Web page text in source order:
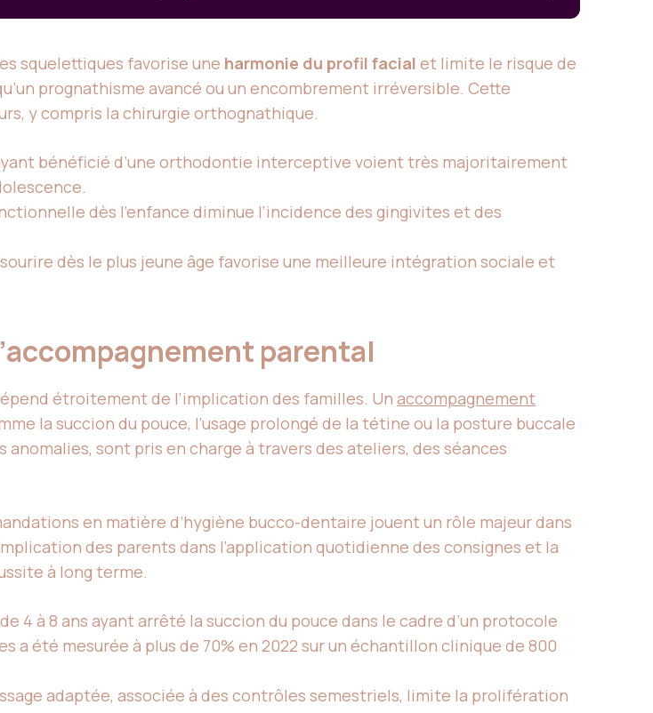
squelettiques favorise une harmonie du profil facial et limite le risque de
prognathisme avancé ou un encombrement irréversible. Cette
y compris la chirurgie orthognathique.
bénéficié d’une orthodontie interceptive voient très majoritairement
dès l’enfance diminue l’incidence des gingivites et des
dès le plus jeune âge favorise une meilleure intégration sociale et
parental
étroitement de l’implication des familles. Un accompagnement
la succion du pouce, l’usage prolongé de la tétine ou la posture buccale
sont pris en charge à travers des ateliers, des séances
en matière d’hygiène bucco-dentaire jouent un rôle majeur dans
des parents dans l’application quotidienne des consignes et la
à long terme.
4 à 8 ans ayant arrêté la succion du pouce dans le cadre d’un protocole
été mesurée à plus de 70% en 2022 sur un échantillon clinique de 800
adaptée, associée à des contrôles semestriels, limite la prolifération